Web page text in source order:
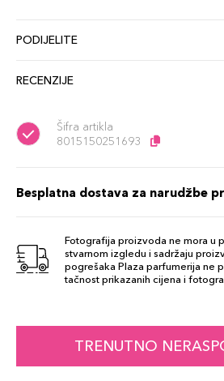
PODIJELITE
RECENZIJE
Šifra artikla
8015150251693
Besplatna dostava za narudžbe
Fotografija proizvoda ne mora u
stvarnom izgledu i sadržaju
pogrešaka Plaza parfumerija ne
tačnost prikazanih cijena i
TRENUTNO